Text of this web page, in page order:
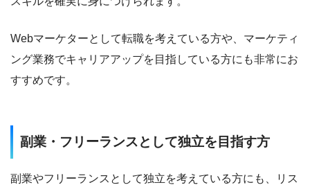
Webマーケターとして転職を考えている方や、マーケティ
ング業務でキャリアアップを目指している方にも非常にお
すすめです。
副業・フリーランスとして独立を目指す方
副業やフリーランスとして独立を考えている方にも、リス